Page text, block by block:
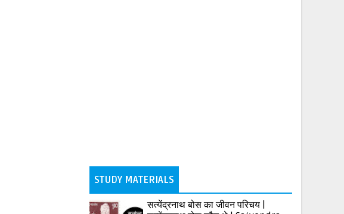
STUDY MATERIALS
सत्येंद्रनाथ बोस का जीवन परिचय |